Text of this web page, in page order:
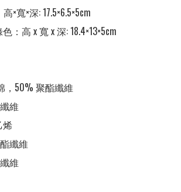
×寬×深: 17.5×6.5×5cm
：高 x 寬 x 深: 18.4×13×5cm
，50% 聚酯纖維
維
烯
纖維
維